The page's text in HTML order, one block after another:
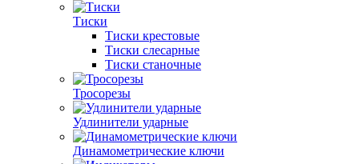
Тиски
Тиски крестовые
Тиски слесарные
Тиски станочные
Тросорезы
Удлинители ударные
Динамометрические ключи